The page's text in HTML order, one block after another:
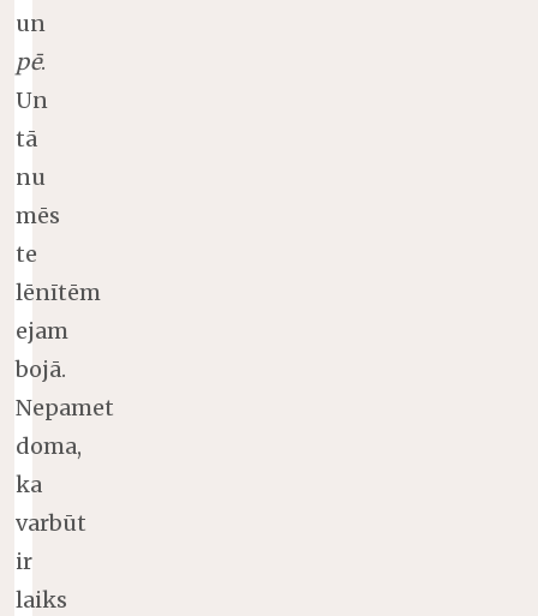
un
pē.
Un
tā
nu
mēs
te
lēnītēm
ejam
bojā.
Nepamet
doma,
ka
varbūt
ir
laiks